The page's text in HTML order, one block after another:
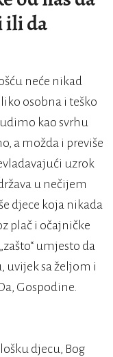
ili da
neće nikad
osobna i teško
kao svrhu
a možda i previše
uzrok
u nečijem
djece koja nikada
plač i očajničke
umjesto da
uvijek sa željom i
Gospodine.
djecu, Bog